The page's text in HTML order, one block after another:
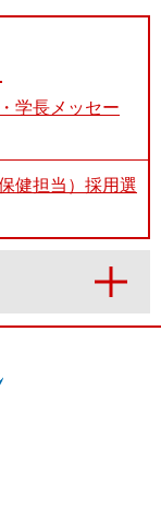
学長メッセー
健担当）採用選